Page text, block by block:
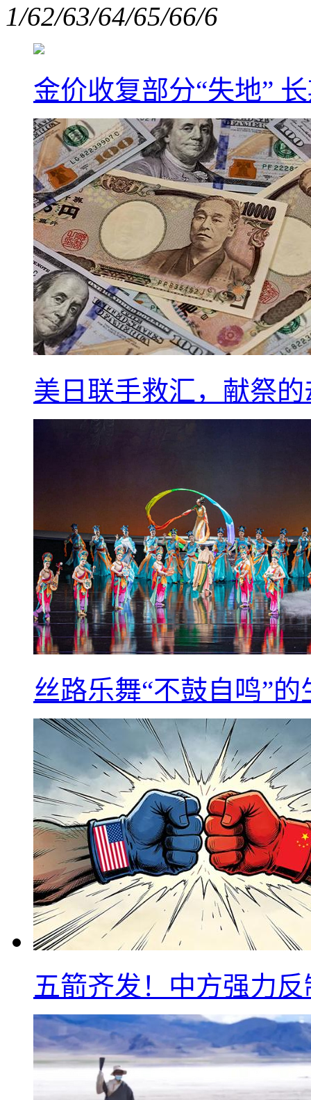
1/62/63/64/65/66/6
金价收复部分“失地”
美日联手救汇，献祭
丝路乐舞“不鼓自鸣”
五箭齐发！中方强力